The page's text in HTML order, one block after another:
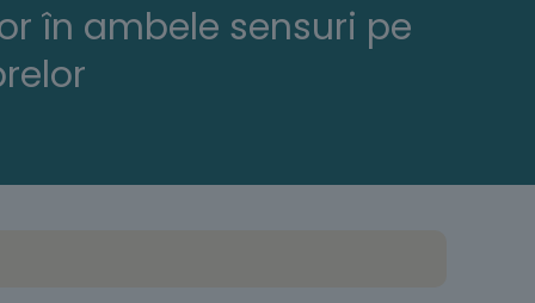
în ambele sensuri pe